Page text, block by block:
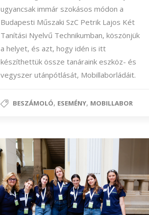
ugyancsak immár szokásos módon a
Budapesti Műszaki SzC Petrik Lajos Két
Tanítási Nyelvű Technikumban, köszönjük
a helyet, és azt, hogy idén is itt
készíthettük össze tanáraink eszköz- és
vegyszer utánpótlását, Mobillaborládáit.
BESZÁMOLÓ, ESEMÉNY, MOBILLABOR